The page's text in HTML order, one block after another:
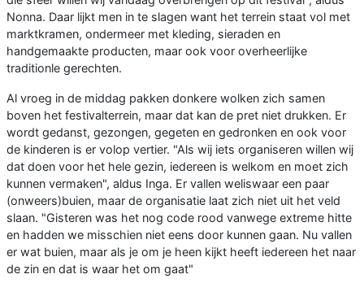
Nonna. Daar lijkt men in te slagen want het terrein staat vol met
marktkramen, ondermeer met kleding, sieraden en
handgemaakte producten, maar ook voor overheerlijke
traditionle gerechten.
Al vroeg in de middag pakken donkere wolken zich samen
boven het festivalterrein, maar dat kan de pret niet drukken. Er
wordt gedanst, gezongen, gegeten en gedronken en ook voor
de kinderen is er volop vertier. "Als wij iets organiseren willen wij
dat doen voor het hele gezin, iedereen is welkom en moet zich
kunnen vermaken", aldus Inga. Er vallen weliswaar een paar
(onweers)buien, maar de organisatie laat zich niet uit het veld
slaan. "Gisteren was het nog code rood vanwege extreme hitte
en hadden we misschien niet eens door kunnen gaan. Nu vallen
er wat buien, maar als je om je heen kijkt heeft iedereen het naar
de zin en dat is waar het om gaat"